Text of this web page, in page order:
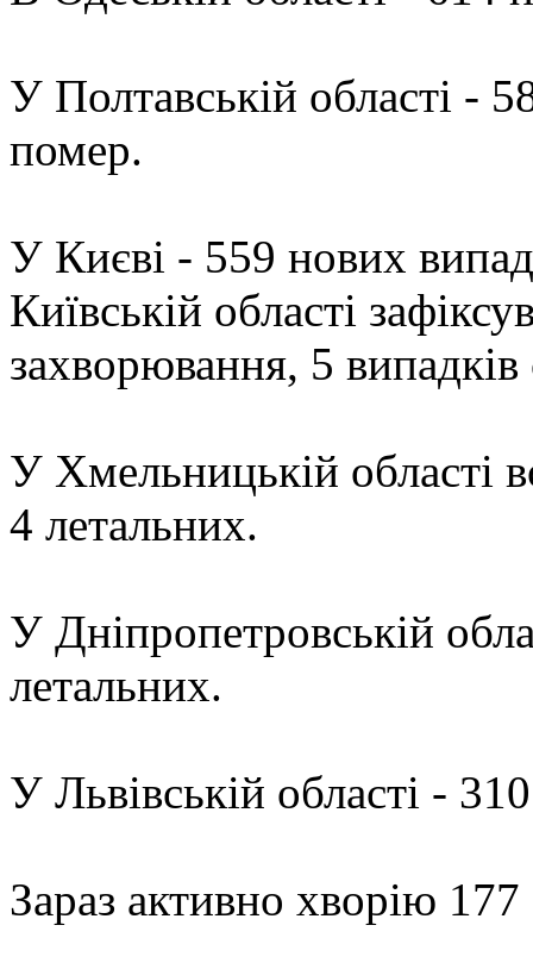
У Полтавській області -
помер.
У Києві - 559 нових
Київській області
захворювання, 5
У Хмельницькій області
4 летальних.
У Дніпропетровській
летальних.
У Львівській області -
Зараз активно хворію